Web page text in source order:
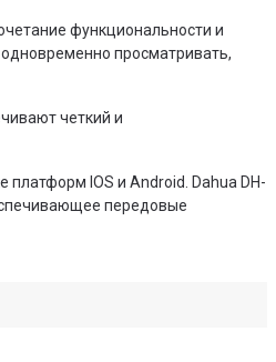
функциональности и
просматривать,
четкий и
IOS и Android. Dahua DH-
передовые